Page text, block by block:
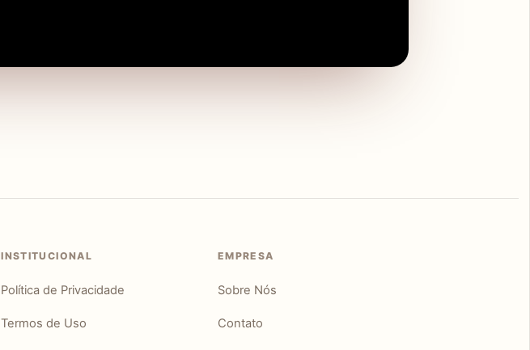
INSTITUCIONAL
Política de Privacidade
Termos de Uso
EMPRESA
Sobre Nós
Contato